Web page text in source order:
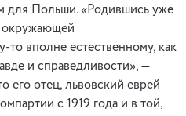
для Польши. «Родившись уже
окружающей
то вполне естественному, как
и справедливости», —
его отец, львовский еврей
с 1919 года и в той,